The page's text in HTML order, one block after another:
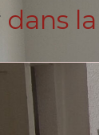
dans